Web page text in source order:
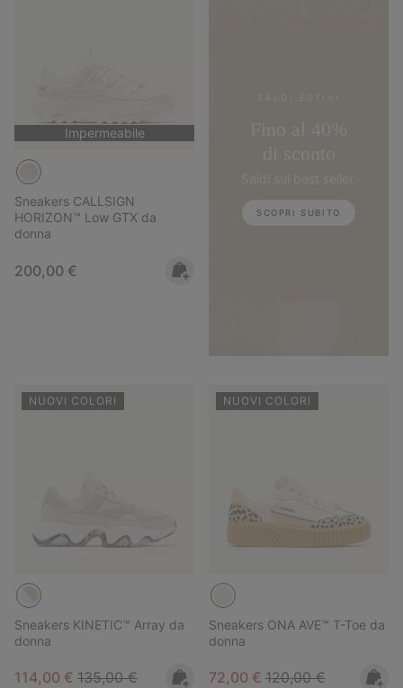
Impermeabile
Sneakers CALLSIGN
HORIZON™ Low GTX da
donna
Regular price:
200,00 €
SCOPRI SUBITO
NUOVI COLORI
Sneakers KINETIC™ Array da
donna
Sale price:
114,00 € Regular price:
135,00 €
NUOVI COLORI
Sneakers ONA AVE™ T-Toe da
donna
Sale price:
72,00 € Regular price:
120,00 €